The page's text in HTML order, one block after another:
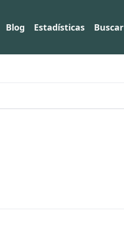
Blog Estadísticas Buscar